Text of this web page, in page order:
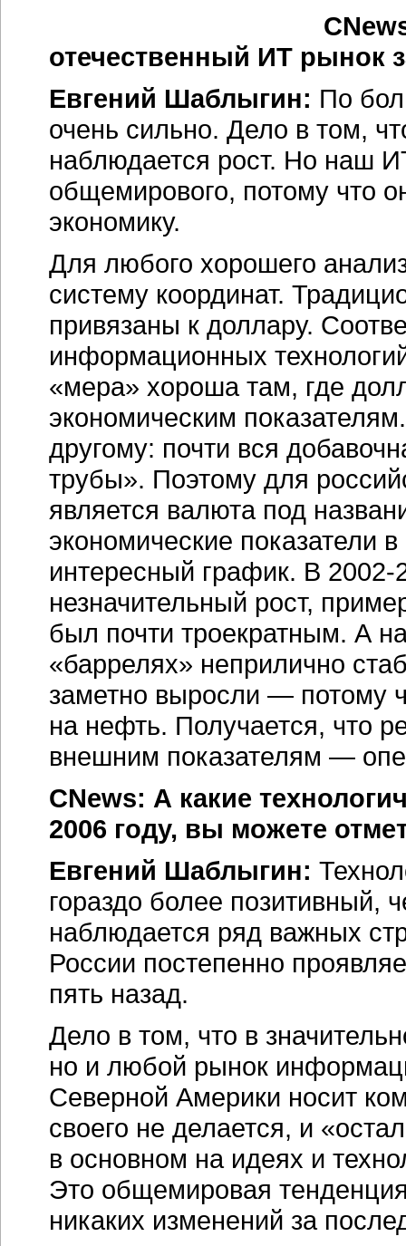
отечественный ИТ рынок
Евгений Шаблыгин: По
очень сильно. Дело в том,
наблюдается рост. Но наш
общемирового, потому что
экономику.
Для любого хорошего
систему координат.
привязаны к доллару.
информационных
«мера» хороша там, где
экономическим
другому: почти вся
трубы». Поэтому для
является валюта под
экономические показатели
интересный график. В 2002-
незначительный рост,
был почти троекратным. А
«баррелях» неприлично
заметно выросли — потому
на нефть. Получается, что
внешним показателям —
CNews: А какие
2006 году, вы можете
Евгений Шаблыгин:
гораздо более позитивный,
наблюдается ряд важных
России постепенно
пять назад.
Дело в том, что в
но и любой рынок
Северной Америки носит
своего не делается, и
в основном на идеях и
Это общемировая
никаких изменений за